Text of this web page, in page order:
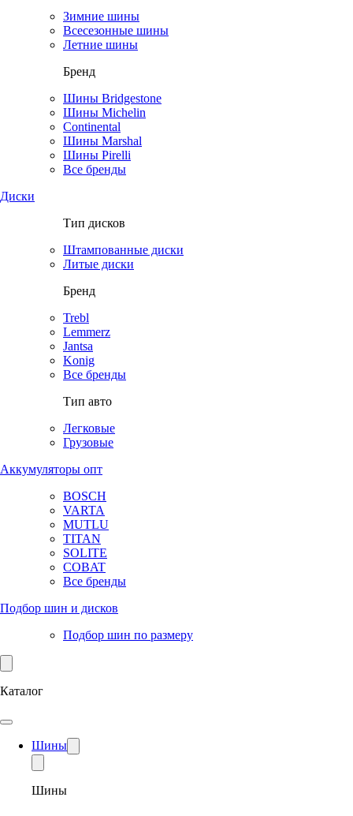
Зимние шины
Всесезонные шины
Летние шины
Бренд
Шины Bridgestone
Шины Michelin
Continental
Шины Marshal
Шины Pirelli
Все бренды
Диски
Тип дисков
Штампованные диски
Литые диски
Бренд
Trebl
Lemmerz
Jantsa
Konig
Все бренды
Тип авто
Легковые
Грузовые
Аккумуляторы опт
BOSCH
VARTA
MUTLU
TITAN
SOLITE
COBAT
Все бренды
Подбор шин и дисков
Подбор шин по размеру
Каталог
Шины
Шины